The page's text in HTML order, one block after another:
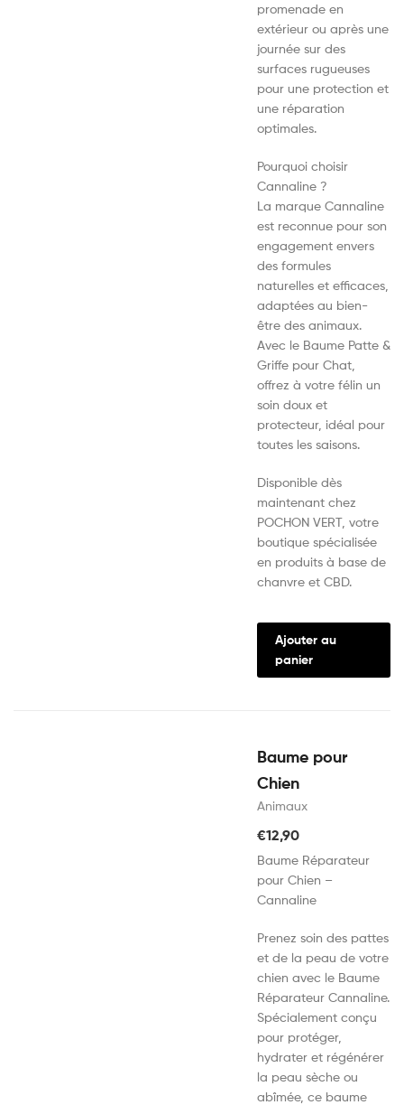
promenade en
extérieur ou après une
journée sur des
surfaces rugueuses
pour une protection et
une réparation
optimales.
Pourquoi choisir
Cannaline ?
La marque Cannaline
est reconnue pour son
engagement envers
des formules
naturelles et efficaces,
adaptées au bien-
être des animaux.
Avec le Baume Patte &
Griffe pour Chat,
offrez à votre félin un
soin doux et
protecteur, idéal pour
toutes les saisons.
Disponible dès
maintenant chez
POCHON VERT, votre
boutique spécialisée
en produits à base de
chanvre et CBD.
Ajouter au
panier
Baume pour
Chien
Animaux
€12,90
Baume Réparateur
pour Chien –
Cannaline
Prenez soin des pattes
et de la peau de votre
chien avec le Baume
Réparateur Cannaline.
Spécialement conçu
pour protéger,
hydrater et régénérer
la peau sèche ou
abîmée, ce baume